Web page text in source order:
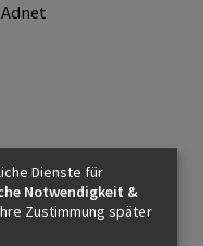
Dienste für
Notwendigkeit &
Zustimmung später